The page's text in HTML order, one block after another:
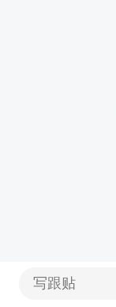
写跟贴